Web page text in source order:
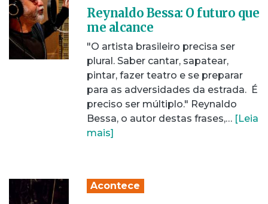
Reynaldo Bessa: O futuro que
me alcance
"O artista brasileiro precisa ser
plural. Saber cantar, sapatear,
pintar, fazer teatro e se preparar
para as adversidades da estrada. É
preciso ser múltiplo." Reynaldo
Bessa, o autor destas frases,… [Leia
mais]
Acontece